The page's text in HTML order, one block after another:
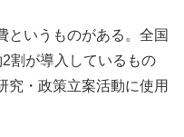
いうものがある。全国
割が導入しているもの
究・政策立案活動に使用